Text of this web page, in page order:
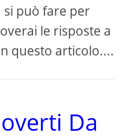
si può fare per
le risposte a
questo articolo....
Da